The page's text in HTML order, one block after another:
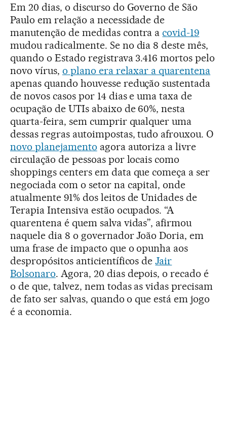
Em 20 dias, o discurso do Governo de São
Paulo em relação a necessidade de
manutenção de medidas contra acovid-19
mudou radicalmente. Se no dia 8 deste mês,
quando o Estado registrava 3.416 mortos pelo
novo vírus, o plano era relaxar a quarentena
apenas quando houvesse redução sustentada
de novos casos por 14 dias e uma taxa de
ocupação de UTIs abaixo de 60%, nesta
quarta-feira, sem cumprir qualquer uma
dessas regras autoimpostas, tudo afrouxou. O
novo planejamento agora autoriza a livre
circulação de pessoas por locais como
shoppings centers em data que começa a ser
negociada com o setor na capital, onde
atualmente 91% dos leitos de Unidades de
Terapia Intensiva estão ocupados. “A
quarentena é quem salva vidas”, afirmou
naquele dia 8 o governador João Doria, em
uma frase de impacto que o opunha aos
despropósitos anticientíficos deJair
Bolsonaro. Agora, 20 dias depois, o recado é
o de que, talvez, nem todas as vidas precisam
de fato ser salvas, quando o que está em jogo
é a economia.